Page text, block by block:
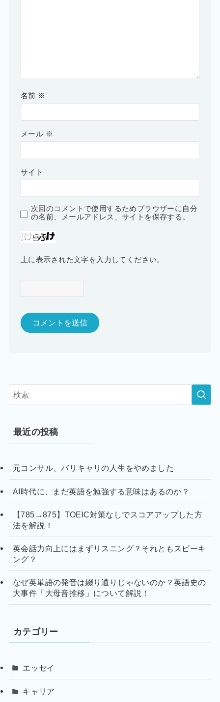
名前 ※
メール ※
サイト
次回のコメントで使用するためブラウザーに自分
の名前、メールアドレス、サイトを保存する。
上に表示された文字を入力してください。
最近の投稿
元コンサル、バリキャリの人生をやめました
AI時代に、まだ英語を勉強する意味はあるのか？
【785→875】TOEIC対策なしでスコアアップした方
法を解説！
英会話力向上にはまずリスニング？それともスピーキ
ング？
なぜ英単語の発音は綴り通りじゃないのか？英語史の
大事件「大母音推移」について解説！
カテゴリー
エッセイ
キャリア